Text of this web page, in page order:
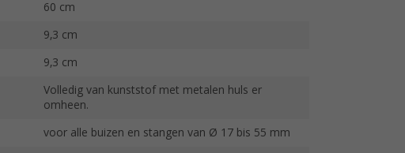
60 cm
9,3 cm
9,3 cm
Volledig van kunststof met metalen huls er
omheen.
voor alle buizen en stangen van Ø 17 bis 55 mm